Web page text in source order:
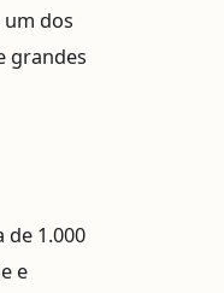
dos
grandes
de 1.000
e